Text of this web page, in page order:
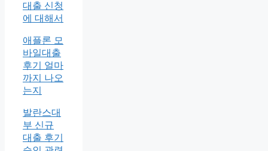
대출 신청
에 대해서
애플론 모
바일대출
후기 얼마
까지 나오
는지
발란스대
부 신규
대출 후기